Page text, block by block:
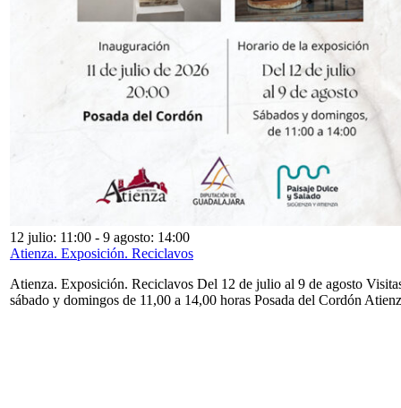
12 julio: 11:00 - 9 agosto: 14:00
Atienza. Exposición. Reciclavos
Atienza. Exposición. Reciclavos Del 12 de julio al 9 de agosto
sábado y domingos de 11,00 a 14,00 horas Posada del Cordón